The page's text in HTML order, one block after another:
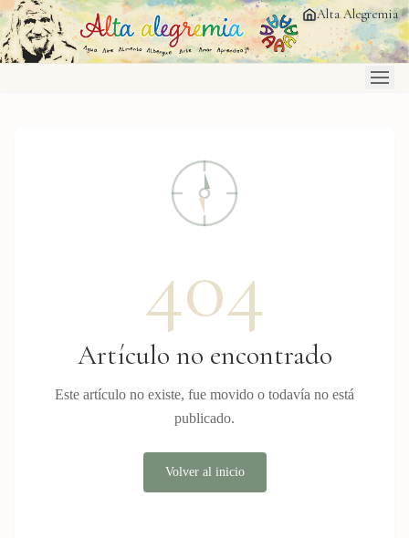
Saltar al contenido principal Alta Alegremia
404
Artículo no encontrado
Este artículo no existe, fue movido o todavía no está
publicado.
Volver al inicio